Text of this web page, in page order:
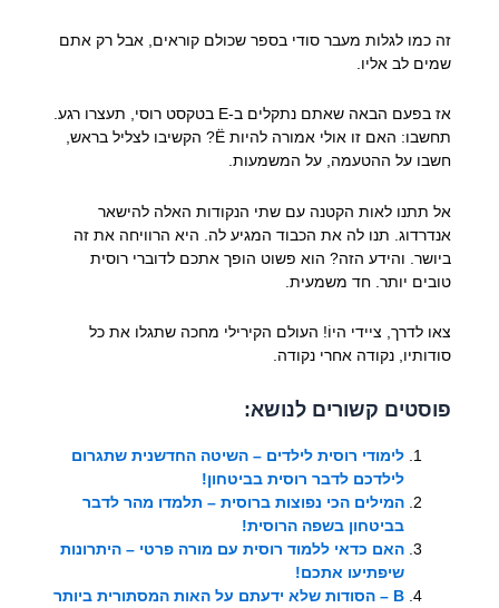
זה כמו לגלות מעבר סודי בספר שכולם קוראים, אבל רק אתם
שמים לב אליו.
אז בפעם הבאה שאתם נתקלים ב-Е בטקסט רוסי, תעצרו רגע.
תחשבו: האם זו אולי אמורה להיות Ё? הקשיבו לצליל בראש,
חשבו על ההטעמה, על המשמעות.
אל תתנו לאות הקטנה עם שתי הנקודות האלה להישאר
אנדרדוג. תנו לה את הכבוד המגיע לה. היא הרוויחה את זה
ביושר. והידע הזה? הוא פשוט הופך אתכם לדוברי רוסית
טובים יותר. חד משמעית.
צאו לדרך, ציידי היוֹ! העולם הקירילי מחכה שתגלו את כל
סודותיו, נקודה אחרי נקודה.
פוסטים קשורים לנושא:
לימודי רוסית לילדים – השיטה החדשנית שתגרום
לילדכם לדבר רוסית בביטחון!
המילים הכי נפוצות ברוסית – תלמדו מהר לדבר
בביטחון בשפה הרוסית!
האם כדאי ללמוד רוסית עם מורה פרטי – היתרונות
שיפתיעו אתכם!
В – הסודות שלא ידעתם על האות המסתורית ביותר